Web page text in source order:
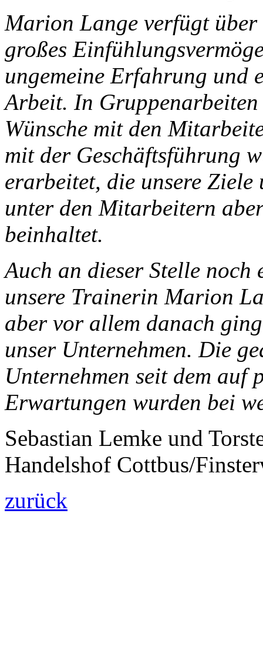
Marion Lange verfügt über
großes
ungemeine Erfahrung und
Arbeit. In
Wünsche mit den
mit der Geschäftsführung
erarbeitet, die unsere
unter den Mitarbeitern
beinhaltet.
Auch an dieser Stelle
unsere Trainerin Marion
aber vor allem danach
unser Unternehmen. Die
Unternehmen seit dem auf
Erwartungen wurden bei
Sebastian Lemke und
Handelshof Cottbus/
zurück